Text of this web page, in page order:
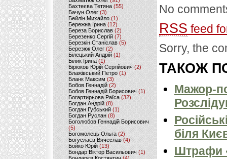
Бахтеєва Тетяна(55)
Бачун Олег (3)
Бейлін Михайло (1)
Бережна Ірина(12)
Береза Борислав(2)
Березенко Сергій (7)
Березкін Станіслав (5)
Березюк Олег(2)
Білецький Андрій (1)
Білик Ірина (1)
Бірюков Юрій Сергійович (2)
Блажівський Петро (1)
Бланк Максим(3)
Бобов Геннадій (2)
Бобов Геннадій Борисович (1)
Богартирьова Раїса (32)
Богдан Андрій(8)
Богдан Губський (1)
Богдан Руслан(8)
Боголюбов Геннадій Борисович
(5)
Богомолець Ольга (2)
Богуслаєв Вячеслав (4)
Бойко Юрій (13)
Бондар Віктор Васильович (1)
No
RSS feed
Sorry, the
ТАКОЖ
Мажор-
біля
Штрафи